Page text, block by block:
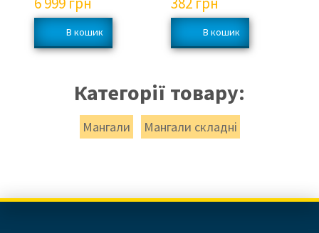
Категорії товару:
Мангали Мангали складні